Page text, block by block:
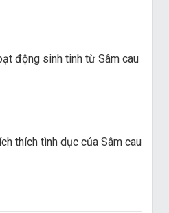
động sinh tinh từ Sâm cau
thích tình dục của Sâm cau